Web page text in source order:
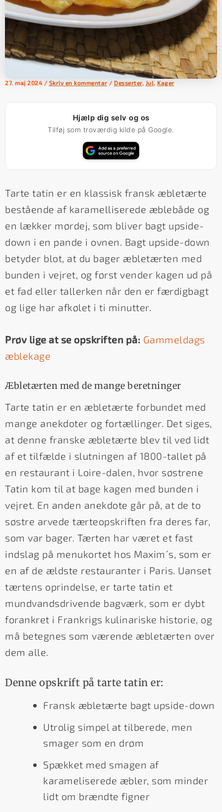
27. maj 2024 / Skriv en kommentar / Desserter, Jul Kager
Hjælp dig selv og os
Tilføj som troværdig kilde på Google.
Tarte tatin er en klassisk fransk æbletærte
bestående af karamelliserede æblebåde og
en lækker mørdej, som bliver bagt upside-
down i en pande i ovnen. Bagt upside-down
betyder blot, at du bager æbletærten med
bunden i vejret, og først vender kagen ud på
et fad eller tallerken når den er færdigbagt
og lige har afkølet i ti minutter.
Prøv lige at se opskriften på: Gammeldags
æblekage
Æbletærten med de mange beretninger
Tarte tatin er en æbletærte forbundet med
mange anekdoter og fortællinger. Det siges,
at denne franske æbletærte blev til ved lidt
af et tilfælde i slutningen af 1800-tallet på
en restaurant i Loire-dalen, hvor søstrene
Tatin kom til at bage kagen med bunden i
vejret. En anden anekdote går på, at de to
søstre arvede tærteopskriften fra deres far,
som var bager. Tærten har været et fast
indslag på menukortet hos Maxim´s, som er
en af de ældste restauranter i Paris. Uanset
tærtens oprindelse, er tarte tatin et
mundvandsdrivende bagværk, som er dybt
forankret i Frankrigs kulinariske historie, og
må betegnes som værende æbletærten over
dem alle.
Denne opskrift på tarte tatin er:
Fransk æbletærte bagt upside-down
Utrolig simpel at tilberede, men
smager som en drøm
Spækket med smagen af
karameliserede æbler, som minder
lidt om brændte figner